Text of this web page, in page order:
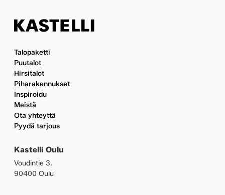
Talopaketti
Puutalot
Hirsitalot
Piharakennukset
Inspiroidu
Meistä
Ota yhteyttä
Pyydä tarjous
Kastelli Oulu
Voudintie 3,
90400 Oulu